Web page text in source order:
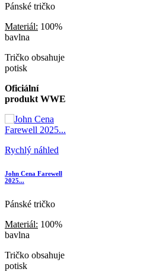
Pánské tričko
Materiál: 100%
bavlna
Tričko obsahuje
potisk
Oficiální
produkt WWE
Rychlý náhled
John Cena Farewell
2025...
Pánské tričko
Materiál: 100%
bavlna
Tričko obsahuje
potisk